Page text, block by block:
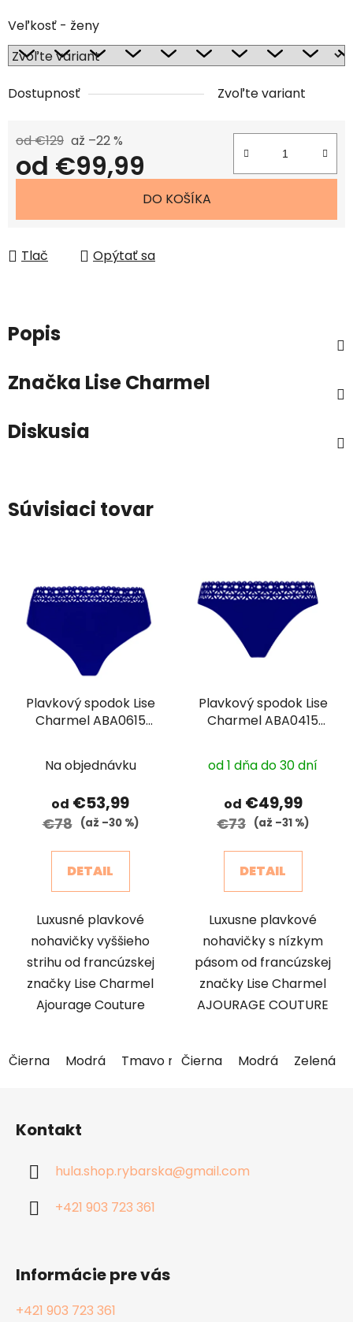
Veľkosť - ženy
Dostupnosť Zvoľte variant
od €129 až –22 %
od €99,99
DO KOŠÍKA
Tlač Opýtať sa
Popis
Značka Lise Charmel
Diskusia
Súvisiaci tovar
Plavkový spodok Lise
Charmel ABA0615
Na objednávku
od €53,99
€78 (až –30 %)
DETAIL
Luxusné plavkové
nohavičky vyššieho
strihu od francúzskej
značky Lise Charmel
Ajourage Couture
Čierna Modrá Tmavo modrá Zelená Oranžová
Plavkový spodok Lise
Charmel ABA0415
od 1 dňa do 30 dní
od €49,99
€73 (až –31 %)
DETAIL
Luxusne plavkové
nohavičky s nízkym
pásom od francúzskej
značky Lise Charmel
AJOURAGE COUTURE
Čierna Modrá Zelená
Kontakt
hula.shop.rybarska@gmail.com
+421 903 723 361
Informácie pre vás
+421 903 723 361